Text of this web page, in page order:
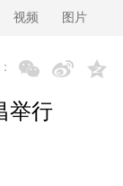
视频 图片
举行